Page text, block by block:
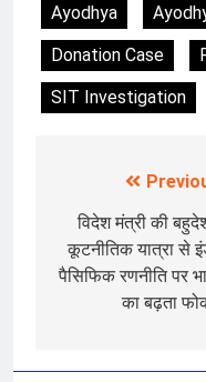
Ayodhya
Donation Case
SIT Investigation
navigation
विदेश मंत्री की
कूटनीतिक यात्रा से
पैसिफिक रणनीति पर
का बढ़ता